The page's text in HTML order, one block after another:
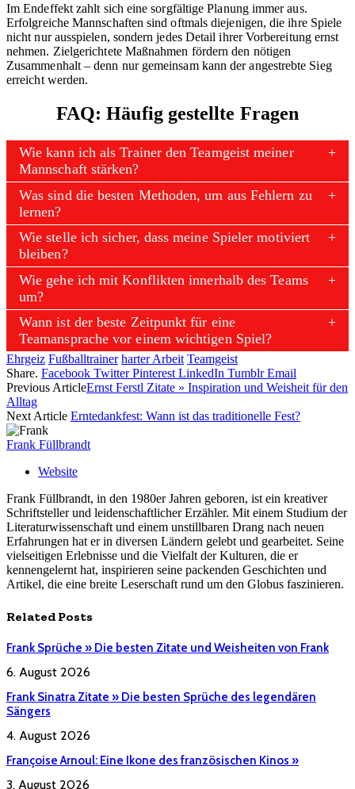
Im Endeffekt zahlt sich eine sorgfältige Planung immer aus.
Erfolgreiche Mannschaften sind oftmals diejenigen, die ihre Spiele
nicht nur ausspielen, sondern jedes Detail ihrer Vorbereitung ernst
nehmen. Zielgerichtete Maßnahmen fördern den nötigen
Zusammenhalt – denn nur gemeinsam kann der angestrebte Sieg
erreicht werden.
FAQ: Häufig gestellte Fragen
Wie kann ich als Trainer den Teamgeist meiner
Mannschaft stärken?
Was sind die besten Methoden, um aus Fehlern zu
lernen?
Wie stelle ich sicher, dass meine Spieler motiviert
bleiben?
Wie gehe ich mit Konflikten innerhalb des Teams
um?
Wann ist der beste Zeitpunkt für eine
Teamansprache vor einem wichtigen Spiel?
Ehrgeiz Fußballtrainer harter Arbeit Teamgeist
Share. Facebook Twitter Pinterest LinkedIn Tumblr Email
Previous ArticleErnst Ferstl Zitate » Inspiration und Weisheit für den
Alltag
Next Article Erntedankfest: Wann ist das traditionelle Fest?
Frank Füllbrandt
Website
Frank Füllbrandt, in den 1980er Jahren geboren, ist ein kreativer
Schriftsteller und leidenschaftlicher Erzähler. Mit einem Studium der
Literaturwissenschaft und einem unstillbaren Drang nach neuen
Erfahrungen hat er in diversen Ländern gelebt und gearbeitet. Seine
vielseitigen Erlebnisse und die Vielfalt der Kulturen, die er
kennengelernt hat, inspirieren seine packenden Geschichten und
Artikel, die eine breite Leserschaft rund um den Globus faszinieren.
Related Posts
Frank Sprüche » Die besten Zitate und Weisheiten von Frank
6. August 2026
Frank Sinatra Zitate » Die besten Sprüche des legendären
Sängers
4. August 2026
Françoise Arnoul: Eine Ikone des französischen Kinos »
3. August 2026